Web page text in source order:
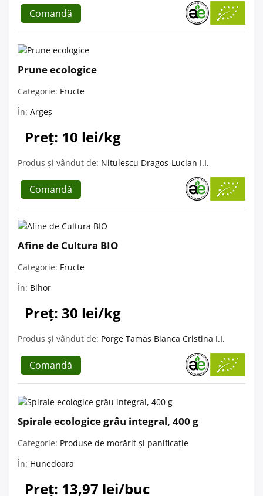
Comandă
Prune ecologice
Categorie: Fructe
În: Argeș
Preț: 10 lei/kg
Produs și vândut de: Nitulescu Dragos-Lucian I.I.
Comandă
Afine de Cultura BIO
Categorie: Fructe
În: Bihor
Preț: 30 lei/kg
Produs și vândut de: Porge Tamas Bianca Cristina I.I.
Comandă
Spirale ecologice grâu integral, 400 g
Categorie: Produse de morărit și panificație
În: Hunedoara
Preț: 13,97 lei/buc